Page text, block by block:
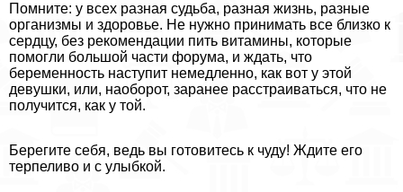
Помните: у всех разная судьба, разная жизнь, разные
организмы и здоровье. Не нужно принимать все близко к
сердцу, без рекомендации пить витамины, которые
помогли большой части форума, и ждать, что
беременность наступит немедленно, как вот у этой
дeвyшки, или, наоборот, заранее расстраиваться, что не
получится, как у той.
Берегите себя, ведь вы готовитесь к чуду! Ждите его
терпеливо и с улыбкой.